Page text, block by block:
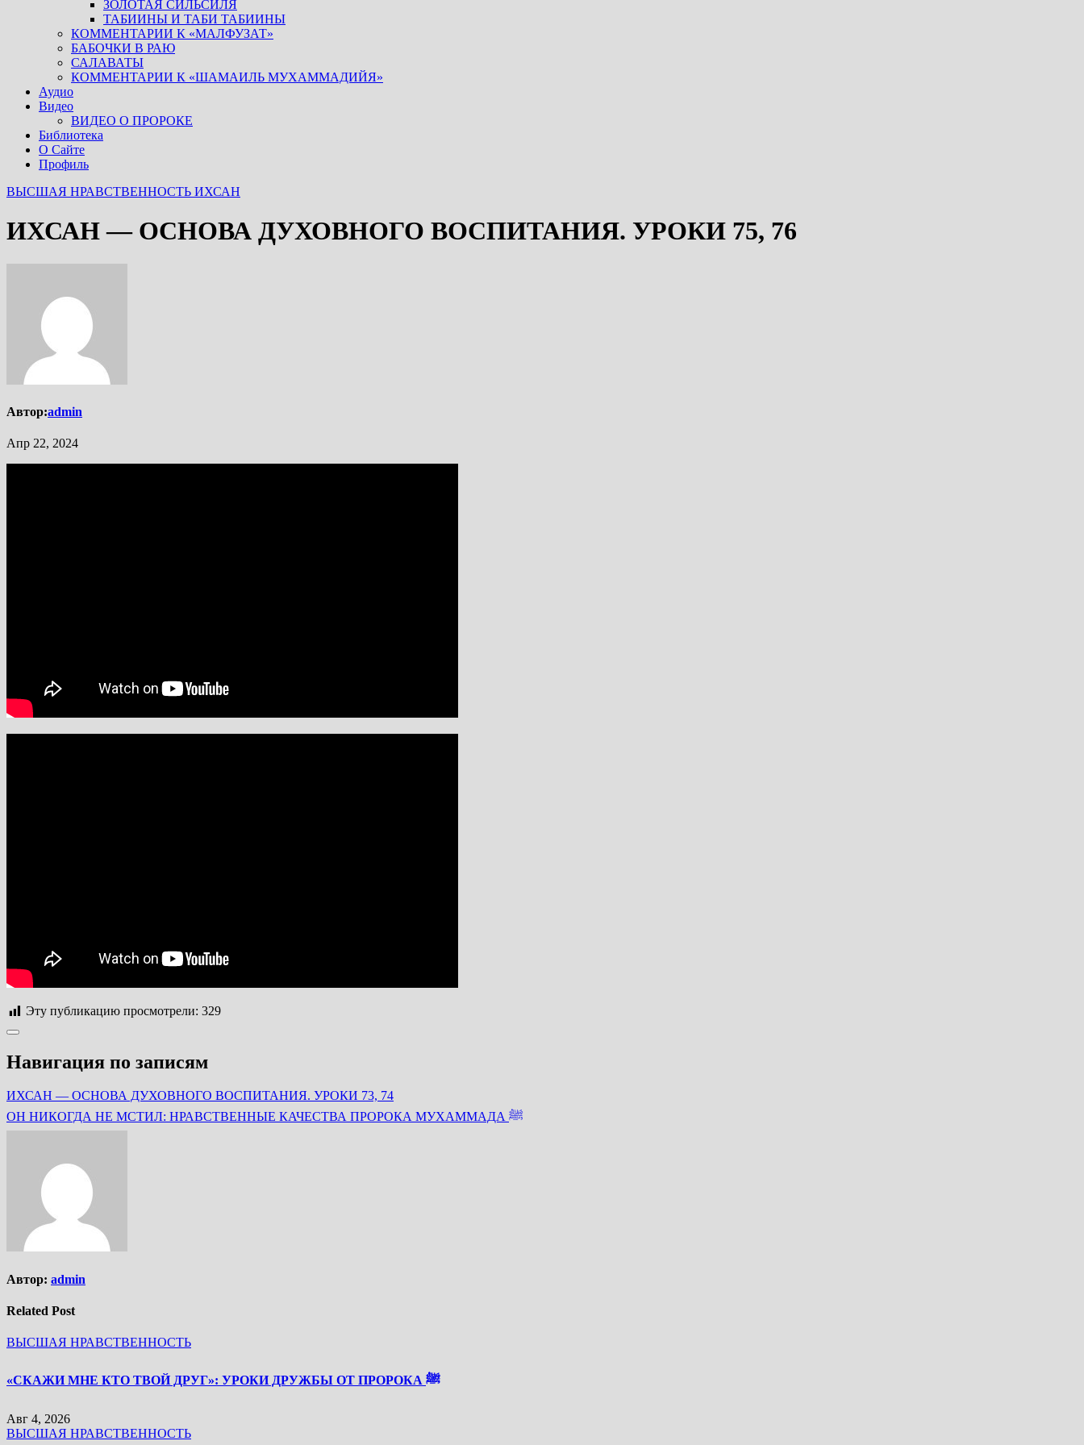
ЗОЛОТАЯ СИЛЬСИЛЯ
ТАБИИНЫ И ТАБИ ТАБИИНЫ
КОММЕНТАРИИ К «МАЛФУЗАТ»
БАБОЧКИ В РАЮ
САЛАВАТЫ
КОММЕНТАРИИ К «ШАМАИЛЬ МУХАММАДИЙЯ»
Аудио
Видео
ВИДЕО О ПРОРОКЕ
Библиотека
О Сайте
Профиль
ВЫСШАЯ НРАВСТВЕННОСТЬ ИХСАН
ИХСАН — ОСНОВА ДУХОВНОГО ВОСПИТАНИЯ. УРОКИ 75, 76
Автор:admin
Апр 22, 2024
Эту публикацию просмотрели: 329
Навигация по записям
ИХСАН — ОСНОВА ДУХОВНОГО ВОСПИТАНИЯ. УРОКИ 73, 74
ОН НИКОГДА НЕ МСТИЛ: НРАВСТВЕННЫЕ КАЧЕСТВА ПРОРОКА МУХАММАДА ﷺ
Автор: admin
Related Post
ВЫСШАЯ НРАВСТВЕННОСТЬ
«СКАЖИ МНЕ КТО ТВОЙ ДРУГ»: УРОКИ ДРУЖБЫ ОТ ПРОРОКА ﷺ
Авг 4, 2026
ВЫСШАЯ НРАВСТВЕННОСТЬ